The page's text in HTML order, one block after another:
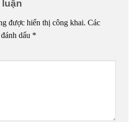
được hiển thị công khai. Các
dấu *